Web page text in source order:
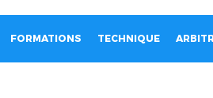
FORMATIONS TECHNIQUE